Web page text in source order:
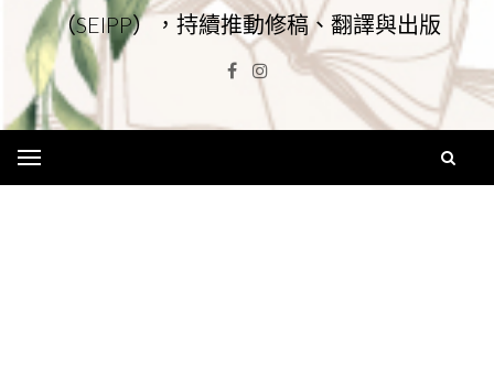
（SEIPP），持續推動修稿、翻譯與出版
Facebook
Instagram